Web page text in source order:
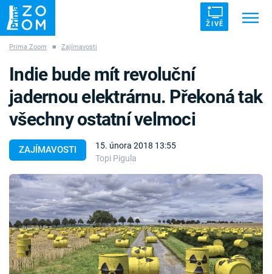
ŽIVĚ
ZÁHADY VETŘELCI DÁVNOVĚKU
Témata
Témata
Pořady
TV Program
Prima Zoom ■ Zajímavosti
ZAJÍMAVOSTI
15. února 2018 13:55
Topi Pigula
Indie bude mít revoluční
jadernou elektrárnu. Překoná tak
všechny ostatní velmoci